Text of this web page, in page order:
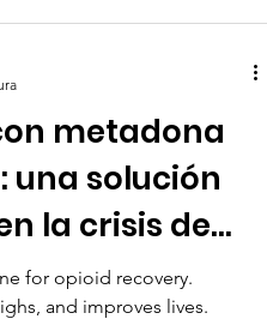
metadona
una solución
la crisis de
for opioid recovery.
and improves lives.